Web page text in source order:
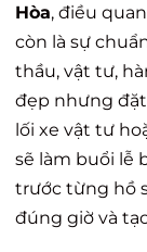
Hòa, điều
còn là sự
thầu, vật tư,
đẹp nhưng đặt
lối xe vật tư
sẽ làm buổi lễ
trước từng hồ
đúng giờ và